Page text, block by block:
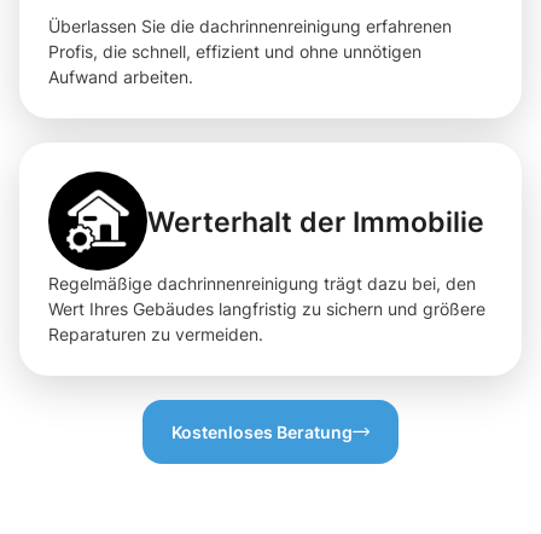
Überlassen Sie die dachrinnenreinigung erfahrenen
Profis, die schnell, effizient und ohne unnötigen
Aufwand arbeiten.
Werterhalt der Immobilie
Regelmäßige dachrinnenreinigung trägt dazu bei, den
Wert Ihres Gebäudes langfristig zu sichern und größere
Reparaturen zu vermeiden.
Kostenloses Beratung